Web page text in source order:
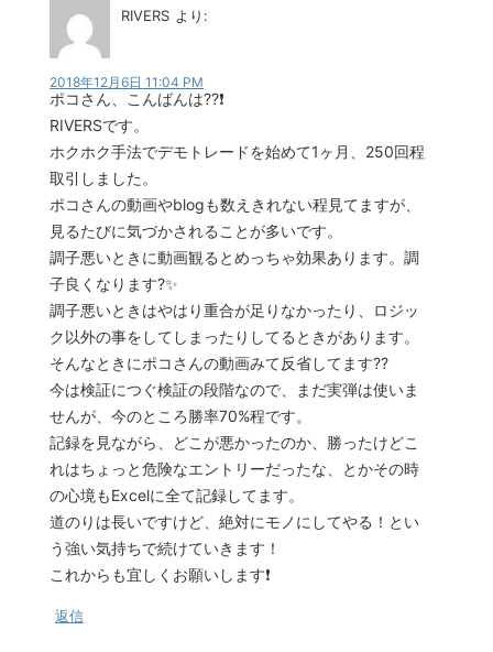
RIVERS より:
2018年12月6日 11:04 PM
ポコさん、こんばんは??❗
RIVERSです。
ホクホク手法でデモトレードを始めて1ヶ月、250回程
取引しました。
ポコさんの動画やblogも数えきれない程見てますが、
見るたびに気づかされることが多いです。
調子悪いときに動画観るとめっちゃ効果あります。調
子良くなります?✨
調子悪いときはやはり重合が足りなかったり、ロジッ
ク以外の事をしてしまったりしてるときがあります。
そんなときにポコさんの動画みて反省してます??
今は検証につぐ検証の段階なので、まだ実弾は使いま
せんが、今のところ勝率70%程です。
記録を見ながら、どこが悪かったのか、勝ったけどこ
れはちょっと危険なエントリーだったな、とかその時
の心境もExcelに全て記録してます。
道のりは長いですけど、絶対にモノにしてやる！とい
う強い気持ちで続けていきます！
これからも宜しくお願いします❗
返信